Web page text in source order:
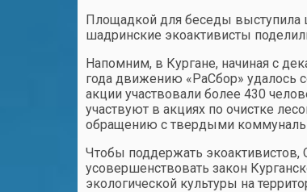
Площадкой для беседы выступила
шадринские экоактивисты
Напомним, в Кургане, начиная с
года движению «РаСбор» удалось
акции участвовали более 430
участвуют в акциях по очистке
обращению с твердыми
Чтобы поддержать
усовершенствовать закон
экологической культуры на